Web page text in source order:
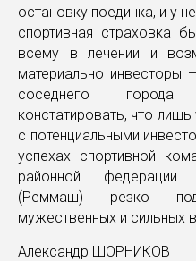
остановку поединка, и у
спортивная страховка
всему в лечении и
материально инвесторы
соседнего города
констатировать, что
с потенциальными
успехах спортивной
районной федерации
(Реммаш) резко
мужественных и сильных
Александр ШОРНИКОВ